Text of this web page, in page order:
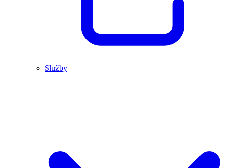
Služby